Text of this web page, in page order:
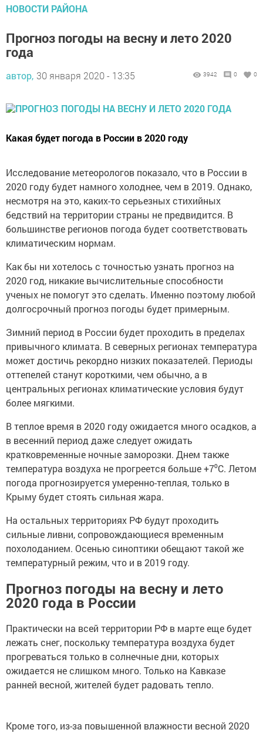
НОВОСТИ РАЙОНА
Прогноз погоды на весну и лето 2020
года
автор, 30 января 2020 - 13:35 3942 0 0
Какая будет погода в России в 2020 году
Исследование метеорологов показало, что в России в
2020 году будет намного холоднее, чем в 2019. Однако,
несмотря на это, каких-то серьезных стихийных
бедствий на территории страны не предвидится. В
большинстве регионов погода будет соответствовать
климатическим нормам.
Как бы ни хотелось с точностью узнать прогноз на
2020 год, никакие вычислительные способности
ученых не помогут это сделать. Именно поэтому любой
долгосрочный прогноз погоды будет примерным.
Зимний период в России будет проходить в пределах
привычного климата. В северных регионах температура
может достичь рекордно низких показателей. Периоды
оттепелей станут короткими, чем обычно, а в
центральных регионах климатические условия будут
более мягкими.
В теплое время в 2020 году ожидается много осадков, а
в весенний период даже следует ожидать
кратковременные ночные заморозки. Днем также
температура воздуха не прогреется больше +7⁰С. Летом
погода прогнозируется умеренно-теплая, только в
Крыму будет стоять сильная жара.
На остальных территориях РФ будут проходить
сильные ливни, сопровождающиеся временным
похолоданием. Осенью синоптики обещают такой же
температурный режим, что и в 2019 году.
Прогноз погоды на весну и лето
2020 года в России
Практически на всей территории РФ в марте еще будет
лежать снег, поскольку температура воздуха будет
прогреваться только в солнечные дни, которых
ожидается не слишком много. Только на Кавказе
ранней весной, жителей будет радовать тепло.
Кроме того, из-за повышенной влажности весной 2020